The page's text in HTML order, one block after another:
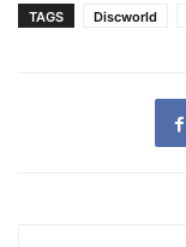
TAGS Discworld